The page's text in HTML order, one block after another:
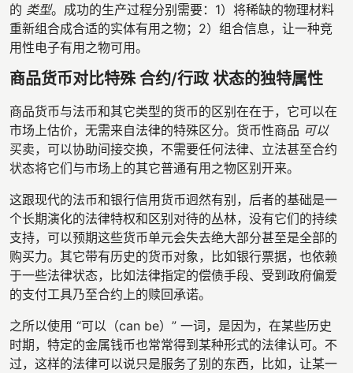
的 类型。成功的生产过程分别需要：1）将稀缺的物理材料
重新组合成合适的实体有用之物；2）组合信息，让一种竞
用性电子有用之物可用。
商品货币对比特殊 合约/行政 状态的独特属性
商品货币与法币和其它类型的货币的区别在在于，它可以在
市场上估价，无需来自法律的特殊区分。货币性商品 可以
买卖，可以协助间接交换，不需要任何法律、立法甚至合约
状态将它们与市场上的其它普通有用之物区别开来。
这跟现代的法币和银行信用货币迥然有别，后者的基础是一
个长期演化的法律特权和区别对待的丛林，没有它们的持续
支持，可以预期这些货币单元会失去绝大部分甚至是全部的
购买力。其它带有历史的货币对象，比如银行票据，也依赖
于一些法律状态，比如法律指定的偿债手段、受到政府偏爱
的支付工具乃至合约上的赎回承诺。
之所以使用 “可以（can be）” 一词，是因为，在某些历史
时期，特定的金属钱币也常常得到某种形式的法律认可。不
过，这样的法律可以说只是服务了别的东西，比如，让某一